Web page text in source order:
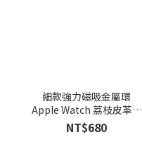
細款強力磁吸金屬環
Apple Watch 荔枝皮革錶
帶
NT$680